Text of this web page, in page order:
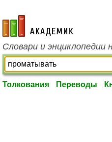
academic.ru
Словари и энциклопедии
Толкования Переводы